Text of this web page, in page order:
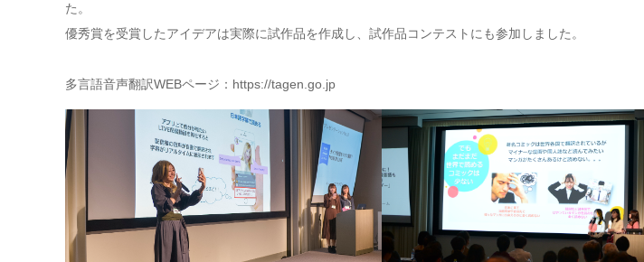
た。
優秀賞を受賞したアイデアは実際に試作品を作成し、試作品コンテストにも参加しました。
多言語音声翻訳WEBページ： https://tagen.go.jp